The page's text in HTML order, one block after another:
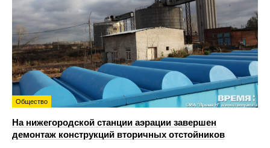
Общество
На нижегородской станции аэрации завершен
демонтаж конструкций вторичных отстойников